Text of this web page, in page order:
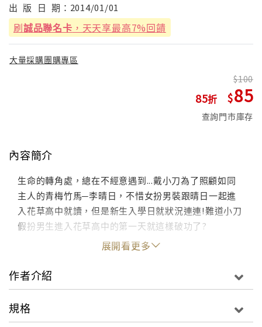
出 版 日 期： 2014/01/01
刷誠品聯名卡 ，天天享最高7%回饋
大量採購團購專區
85
100
85
查詢門市庫存
內容簡介
生命的轉角處，總在不經意遇到...戴小刀為了照顧如同
主人的青梅竹馬─李晴日，不惜女扮男裝跟晴日一起進
入花草高中就讀，但是新生入學日就狀況連連!難道小刀
假扮男生進入花草高中的第一天就這樣破功了?
展開看更多
作者介紹
規格